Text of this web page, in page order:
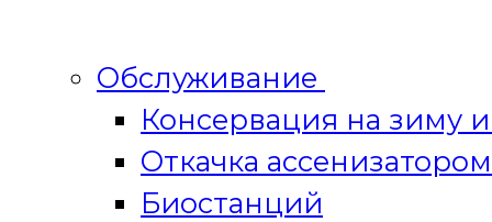
Обслуживание
Консервация на зиму
Откачка
Биостанций